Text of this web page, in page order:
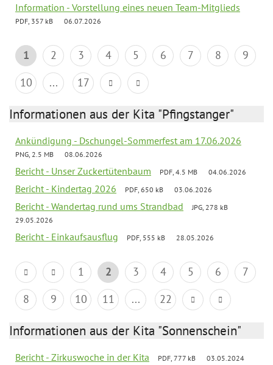
Information - Vorstellung eines neuen Team-Mitglieds
PDF, 357 kB 06.07.2026
1 2 3 4 5 6 7 8
9
10
... 17
Informationen aus der Kita "Pfingstanger"
Ankündigung - Dschungel-Sommerfest am 17.06.2026
PNG, 2.5 MB 08.06.2026
Bericht - Unser Zuckertütenbaum PDF, 4.5 MB 04.06.2026
Bericht - Kindertag 2026 PDF, 650 kB 03.06.2026
Bericht - Wandertag rund ums Strandbad
JPG, 278 kB
29.05.2026
Bericht - Einkaufsausflug PDF, 555 kB 28.05.2026
1 2 3 4 5 6
7
8
9 10 11 ... 22
Informationen aus der Kita "Sonnenschein"
Bericht - Zirkuswoche in der Kita PDF, 777 kB 03.05.2024